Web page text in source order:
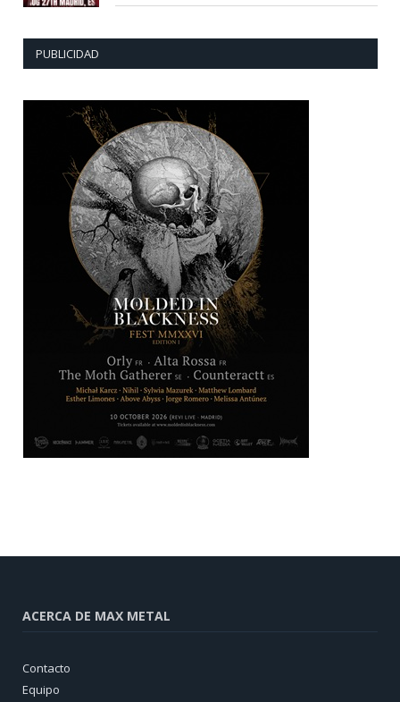
PUBLICIDAD
ACERCA DE MAX METAL
Contacto
Equipo